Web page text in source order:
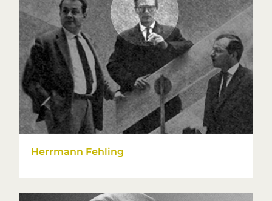
Herrmann Fehling